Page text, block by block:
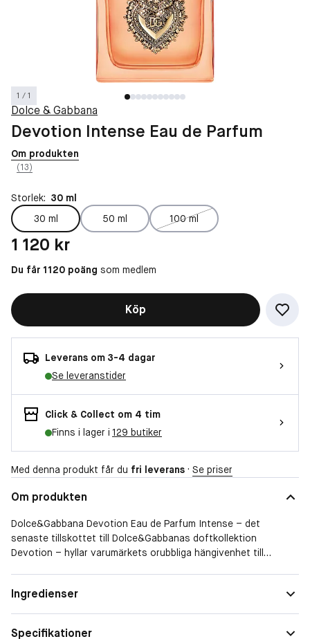
1 / 1
Dolce & Gabbana
Devotion Intense Eau de Parfum
Om produkten
(13)
Storlek: 30 ml
30 ml
50 ml
100 ml
Pris: 1 120 kr
1 120 kr
Du får 1120 poäng som medlem
Köp
Leverans om 3-4 dagar
Se leveranstider
Click & Collect om 4 tim
Finns i lager i 129 butiker
Med denna produkt får du fri leverans · Se priser
Om produkten
Dolce&Gabbana Devotion Eau de Parfum Intense – det
senaste tillskottet till Dolce&Gabbanas doftkollektion
Devotion – hyllar varumärkets orubbliga hängivenhet till
DESIGNEN
Dolce&Gabbana Devotion Eau de Parfum Intense har en livfullt
Ingredienser
Specifikationer